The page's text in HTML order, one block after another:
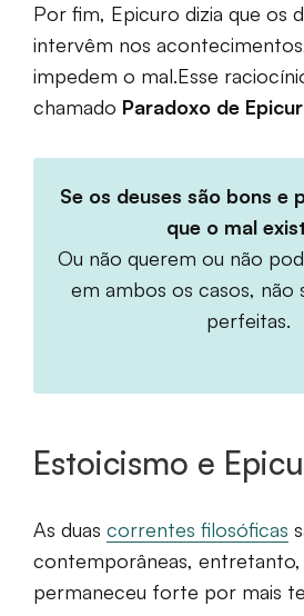
Por fim, Epicuro dizia que os
intervêm nos
impedem o mal.Esse
chamado Paradoxo de
Se os deuses são bons e
que o mal
Ou não querem ou não
em ambos os casos, não
perfeitas.
Estoicismo e
As duas correntes filosóficas
contemporâneas,
permaneceu forte por mais